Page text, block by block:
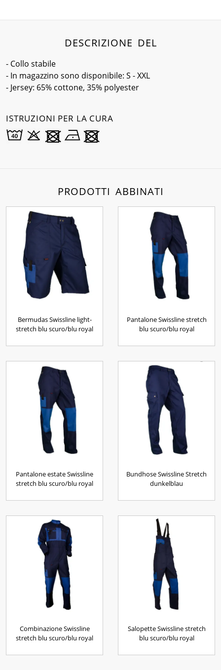
DESCRIZIONE DEL
- Collo stabile
- In magazzino sono disponibile: S - XXL
- Jersey: 65% cottone, 35% polyester
ISTRUZIONI PER LA CURA
PRODOTTI ABBINATI
Bermudas Swissline light-
stretch blu scuro/blu royal
Pantalone Swissline stretch
blu scuro/blu royal
Pantalone estate Swissline
stretch blu scuro/blu royal
Bundhose Swissline Stretch
dunkelblau
Combinazione Swissline
stretch blu scuro/blu royal
Salopette Swissline stretch
blu scuro/blu royal